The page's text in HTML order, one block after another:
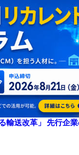
輸送改革」 先行企